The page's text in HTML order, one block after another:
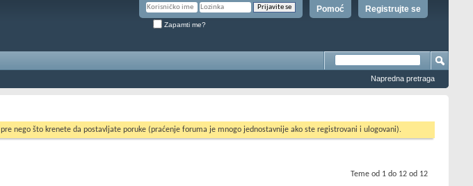
Registrujte se
Pomoć
Zapamti me?
Napredna pretraga
pre nego što krenete da postavljate poruke (praćenje foruma je mnogo jednostavnije ako ste registrovani i ulogovani).
Teme od 1 do 12 od 12